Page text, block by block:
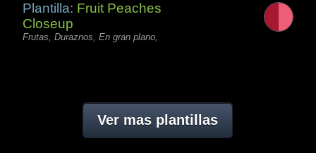
Plantilla: Fruit Peaches
Closeup
Frutas, Duraznos, En gran plano,
Ver mas plantillas